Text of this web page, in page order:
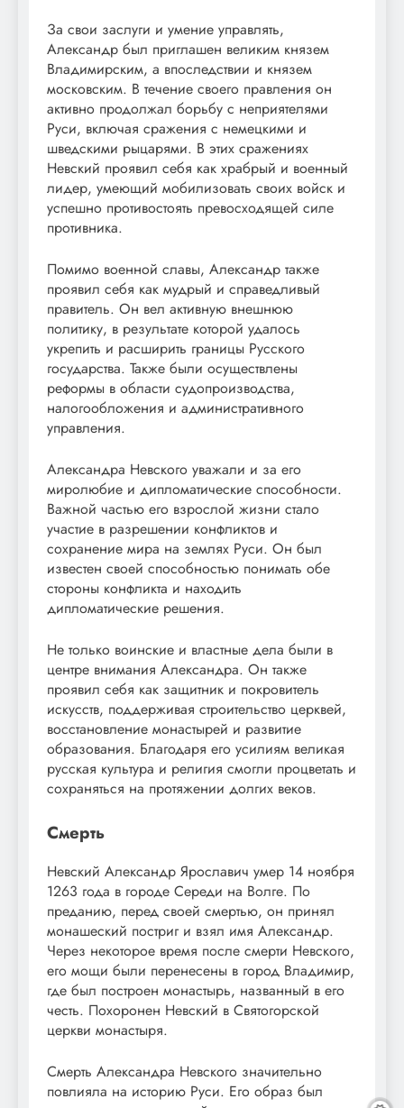
За свои заслуги и умение управлять,
Александр был приглашен великим князем
Владимирским, а впоследствии и князем
московским. В течение своего правления он
активно продолжал борьбу с неприятелями
Руси, включая сражения с немецкими и
шведскими рыцарями. В этих сражениях
Невский проявил себя как храбрый и военный
лидер, умеющий мобилизовать своих войск и
успешно противостоять превосходящей силе
противника.
Помимо военной славы, Александр также
проявил себя как мудрый и справедливый
правитель. Он вел активную внешнюю
политику, в результате которой удалось
укрепить и расширить границы Русского
государства. Также были осуществлены
реформы в области судопроизводства,
налогообложения и административного
управления.
Александра Невского уважали и за его
миролюбие и дипломатические способности.
Важной частью его взрослой жизни стало
участие в разрешении конфликтов и
сохранение мира на землях Руси. Он был
известен своей способностью понимать обе
стороны конфликта и находить
дипломатические решения.
Не только воинские и властные дела были в
центре внимания Александра. Он также
проявил себя как защитник и покровитель
искусств, поддерживая строительство церквей,
восстановление монастырей и развитие
образования. Благодаря его усилиям великая
русская культура и религия смогли процветать и
сохраняться на протяжении долгих веков.
Смерть
Невский Александр Ярославич умер 14 ноября
1263 года в городе Середи на Волге. По
преданию, перед своей смертью, он принял
монашеский постриг и взял имя Александр.
Через некоторое время после смерти Невского,
его мощи были перенесены в город Владимир,
где был построен монастырь, названный в его
честь. Похоронен Невский в Святогорской
церкви монастыря.
Смерть Александра Невского значительно
повлияла на историю Руси. Его образ был